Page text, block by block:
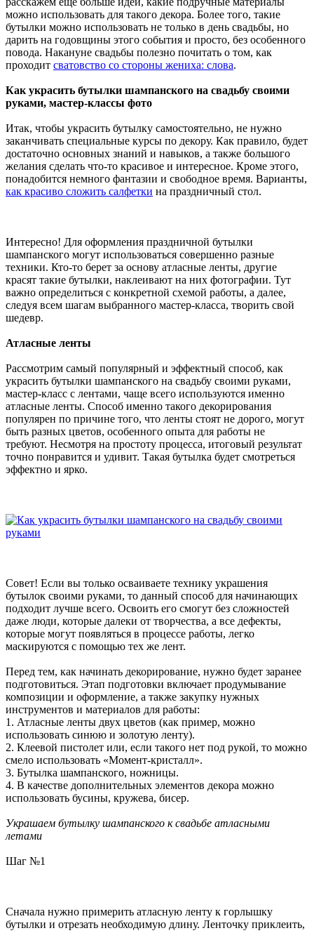
можно использовать для такого декора. Более того, такие
бутылки можно использовать не только в день свадьбы, но
дарить на годовщины этого события и просто, без особенного
повода. Накануне свадьбы полезно почитать о том, как
проходит сватовство со стороны жениха: слова.
Как украсить бутылки шампанского на свадьбу своими
руками, мастер-классы фото
Итак, чтобы украсить бутылку самостоятельно, не нужно
заканчивать специальные курсы по декору. Как правило, будет
достаточно основных знаний и навыков, а также большого
желания сделать что-то красивое и интересное. Кроме этого,
понадобится немного фантазии и свободное время. Варианты,
как красиво сложить салфетки на праздничный стол.
Интересно! Для оформления праздничной бутылки
шампанского могут использоваться совершенно разные
техники. Кто-то берет за основу атласные ленты, другие
красят такие бутылки, наклеивают на них фотографии. Тут
важно определиться с конкретной схемой работы, а далее,
следуя всем шагам выбранного мастер-класса, творить свой
шедевр.
Атласные ленты
Рассмотрим самый популярный и эффектный способ, как
украсить бутылки шампанского на свадьбу своими руками,
мастер-класс с лентами, чаще всего используются именно
атласные ленты. Способ именно такого декорирования
популярен по причине того, что ленты стоят не дорого, могут
быть разных цветов, особенного опыта для работы не
требуют. Несмотря на простоту процесса, итоговый результат
точно понравится и удивит. Такая бутылка будет смотреться
эффектно и ярко.
Совет! Если вы только осваиваете технику украшения
бутылок своими руками, то данный способ для начинающих
подходит лучше всего. Освоить его смогут без сложностей
даже люди, которые далеки от творчества, а все дефекты,
которые могут появляться в процессе работы, легко
маскируются с помощью тех же лент.
Перед тем, как начинать декорирование, нужно будет заранее
подготовиться. Этап подготовки включает продумывание
композиции и оформление, а также закупку нужных
инструментов и материалов для работы:
1. Атласные ленты двух цветов (как пример, можно
использовать синюю и золотую ленту).
2. Клеевой пистолет или, если такого нет под рукой, то можно
смело использовать «Момент-кристалл».
3. Бутылка шампанского, ножницы.
4. В качестве дополнительных элементов декора можно
использовать бусины, кружева, бисер.
Украшаем бутылку шампанского к свадьбе атласными
летами
Шаг №1
Сначала нужно примерить атласную ленту к горлышку
бутылки и отрезать необходимую длину. Ленточку приклеить,